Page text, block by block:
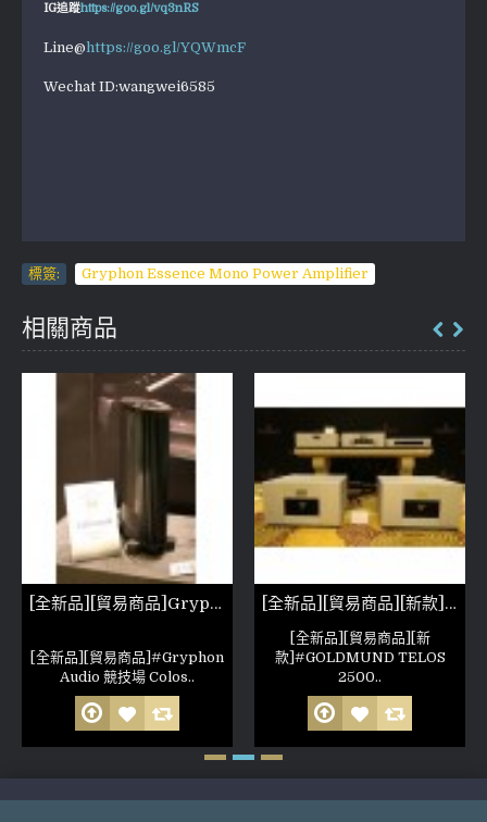
IG追蹤https://goo.gl/vq3nRS
Line@https://goo.gl/YQWmcF
Wechat ID:wangwei6585
標簽: Gryphon Essence Mono Power Amplifier
相關商品
[全新品][貿易商品]Gryphon Colosseum Stereo 雙聲道後級 非人為損壞 公司保固六個月 (參考照片)
[全新品][貿易商品]#Gryphon
Audio 競技場 Colos..
[全新品][貿易商品][新款]GOLDMUND TELOS 2500 NEXTGEN(參考照片)
[全新品][貿易商品][新
款]#GOLDMUND TELOS
2500..